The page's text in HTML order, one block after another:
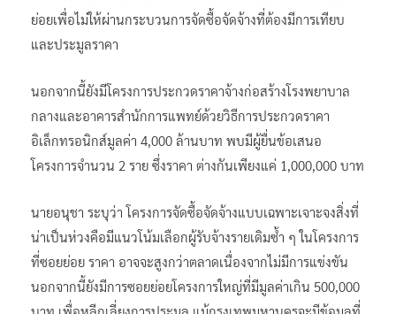
ย่อยเพื่อไม่ให้ผ่านกระบวนการจัดซื้อจัดจ้างที่ต้องมีการเทียบ
และประมูลราคา
นอกจากนี้ยังมีโครงการประกวดราคาจ้างก่อสร้างโรงพยาบาล
กลางและอาคารสำนักการแพทย์ด้วยวิธีการประกวดราคา
อิเล็กทรอนิกส์มูลค่า 4,000 ล้านบาท พบมีผู้ยื่นข้อเสนอ
โครงการจำนวน 2 ราย ซึ่งราคา ต่างกันเพียงแค่ 1,000,000 บาท
นายอนุชา ระบุว่า โครงการจัดซื้อจัดจ้างแบบเฉพาะเจาะจงสิ่งที่
น่าเป็นห่วงคือมีแนวโน้มเลือกผู้รับจ้างรายเดิมซ้ำ ๆ ในโครงการ
ที่ซอยย่อย ราคา อาจจะสูงกว่าตลาดเนื่องจากไม่มีการแข่งขัน
นอกจากนี้ยังมีการซอยย่อยโครงการใหญ่ที่มีมูลค่าเกิน 500,000